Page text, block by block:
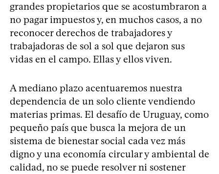
grandes propietarios que se acostumbraron a
no pagar impuestos y, en muchos casos, a no
reconocer derechos de trabajadores y
trabajadoras de sol a sol que dejaron sus
vidas en el campo. Ellas y ellos viven.
A mediano plazo acentuaremos nuestra
dependencia de un solo cliente vendiendo
materias primas. El desafío de Uruguay, como
pequeño país que busca la mejora de un
sistema de bienestar social cada vez más
digno y una economía circular y ambiental de
calidad, no se puede resolver ni sostener